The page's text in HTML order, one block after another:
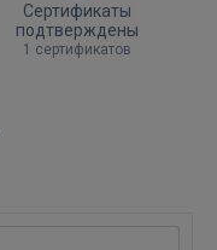
Сертификаты
подтверждены
1 сертификатов